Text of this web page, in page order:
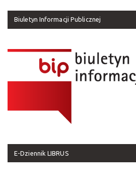
Biuletyn Informacji Publicznej
E-Dziennik LIBRUS